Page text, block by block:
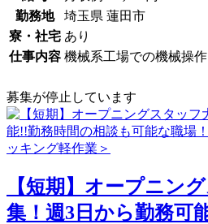
勤務地
埼玉県 蓮田市
寮・社宅 あり
仕事内容 機械系工場での機械操
募集が停止しています
【短期】オープニン
集！週3日から勤務可